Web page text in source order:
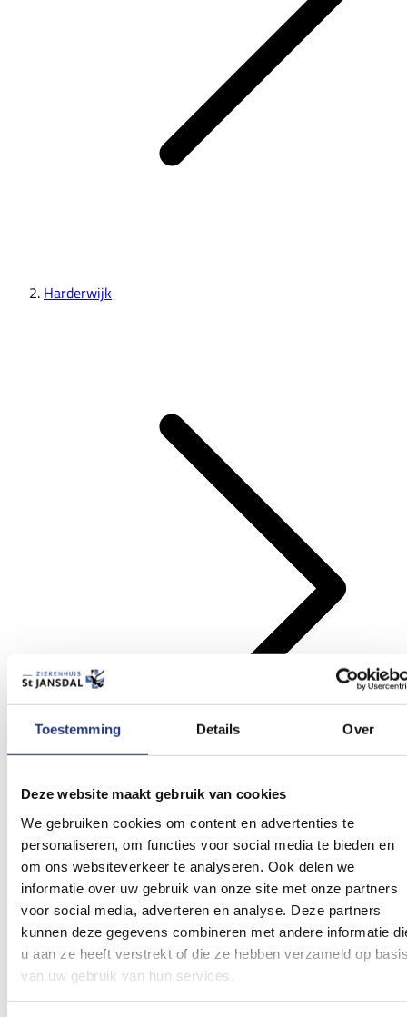
Toestemming Details Over
Deze website maakt gebruik van cookies
We gebruiken cookies om content en advertenties te
personaliseren, om functies voor social media te bieden en
om ons websiteverkeer te analyseren. Ook delen we
informatie over uw gebruik van onze site met onze partners
voor social media, adverteren en analyse. Deze partners
kunnen deze gegevens combineren met andere informatie
u aan ze heeft verstrekt of die ze hebben verzameld op
van uw gebruik van hun services.
Harderwijk
Stiltecentrum
Lees voor
Lees voor